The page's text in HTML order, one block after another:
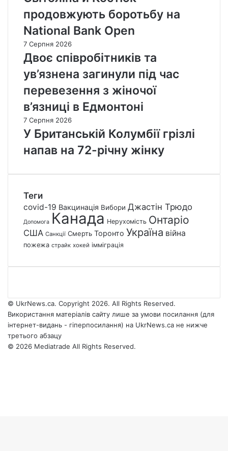
продовжують боротьбу на
National Bank Open
7 Серпня 2026
Двоє співробітників та
ув’язнена загинули під час
перевезення з жіночої
в’язниці в Едмонтоні
7 Серпня 2026
У Британській Колумбії грізлі
напав на 72-річну жінку
Теги
covid-19 Вакцинація Вибори Джастін Трюдо
Допомога Канада Нерухомість Онтаріо
США Санкції Смерть Торонто Україна війна
пожежа страйк хокей імміграція
© UkrNews.ca. Copyright 2026. All Rights Reserved.
Використання матеріалів сайту лише за умови посилання (для
інтернет-видань - гіперпосилання) на UkrNews.ca не нижче
третього абзацу
© 2026 Mediatrade All Rights Reserved.